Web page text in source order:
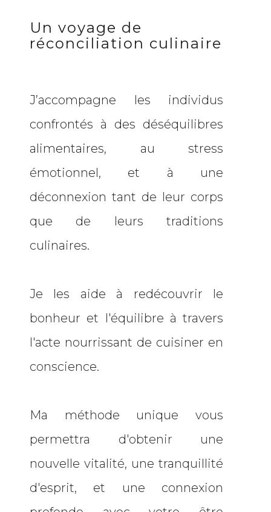
Un voyage de
réconciliation culinaire
J’accompagne les individus
confrontés à des déséquilibres
alimentaires, au stress
émotionnel, et à une
déconnexion tant ​de leur corps
que de leurs traditions
culinaires.
Je les aide à redécouvrir le
bonheur et l'équilibre à travers
l'acte nourrissant de cuisiner en
conscience.
Ma méthode unique vous
permettra d'obtenir une
nouvelle vitalité, une tranquillité
d'esprit, et une connexion